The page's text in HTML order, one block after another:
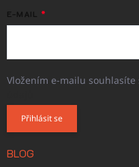
E-MAIL
Vložením e-mailu souhlasíte
Přihlásit se
BLOG